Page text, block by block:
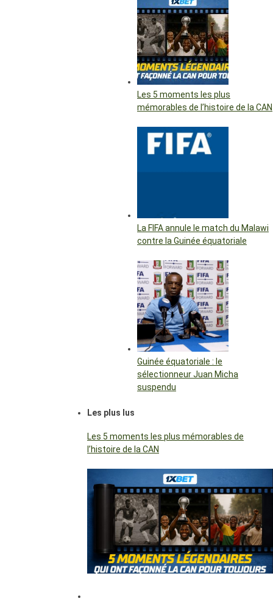
Les 5 moments les plus
mémorables de l’histoire de la CAN
La FIFA annule le match du Malawi
contre la Guinée équatoriale
Guinée équatoriale : le
sélectionneur Juan Micha
suspendu
Les plus lus
Les 5 moments les plus mémorables de
l’histoire de la CAN